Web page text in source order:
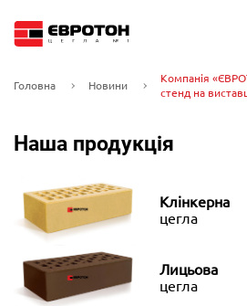
Головна Новини
Компанія
стенд на
Наша продукція
Клінкерна
цегла
Лицьова
цегла